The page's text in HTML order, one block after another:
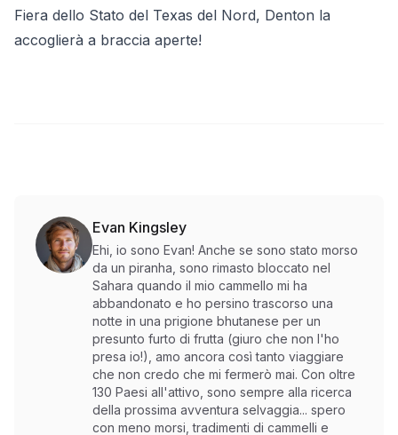
Fiera dello Stato del Texas del Nord, Denton la
accoglierà a braccia aperte!
Evan Kingsley
Ehi, io sono Evan! Anche se sono stato morso
da un piranha, sono rimasto bloccato nel
Sahara quando il mio cammello mi ha
abbandonato e ho persino trascorso una
notte in una prigione bhutanese per un
presunto furto di frutta (giuro che non l'ho
presa io!), amo ancora così tanto viaggiare
che non credo che mi fermerò mai. Con oltre
130 Paesi all'attivo, sono sempre alla ricerca
della prossima avventura selvaggia... spero
con meno morsi, tradimenti di cammelli e